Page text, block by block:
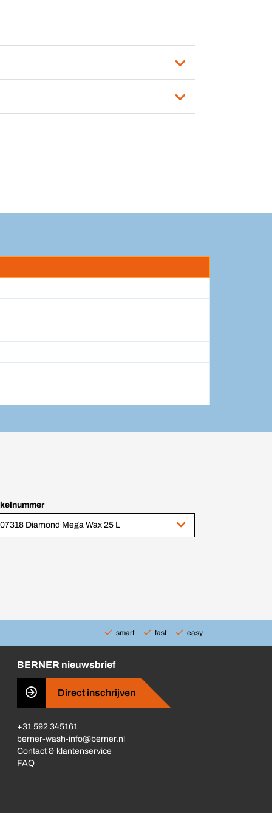
Diamond Mega Wax 25 L
smart fast easy
BERNER nieuwsbrief
Direct inschrijven
+31 592 345161
berner-wash-info@berner.nl
Contact & klantenservice
FAQ